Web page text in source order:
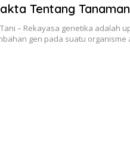
Tentang
– Rekayasa genetika adalah
gen pada suatu